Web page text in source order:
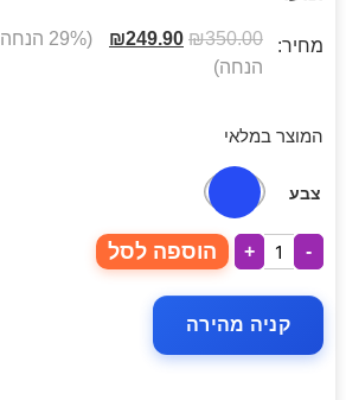
מחיר: ₪350.00
₪249.90
(29% הנחה
הנחה)
המוצר במלאי
צבע
-
+ הוספה לסל
קניה מהירה